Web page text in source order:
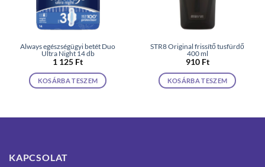
Always egészségügyi betét Duo
Ultra Night 14 db
1 125 Ft
KOSÁRBA TESZEM
STR8 Original frissítő tusfürdő
400 ml
910 Ft
KOSÁRBA TESZEM
KAPCSOLAT